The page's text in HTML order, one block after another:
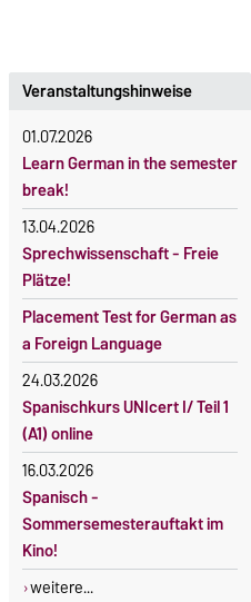
OVGU-Account
Oktober 2026.
Kursteilnahme nur nach
fristgerechter Online-
Anmeldung
Gebühren
Gebührenrückerstattung
Gebührenbefreiungen bei
curricularer Sprachausbildung
Gebührenbefreiung bei
Incomings
Veranstaltungshinweise
01.07.2026
Learn German in the semester
break!
13.04.2026
Sprechwissenschaft - Freie
Plätze!
Placement Test for German as
a Foreign Language
24.03.2026
Spanischkurs UNIcert I/ Teil 1
(A1) online
16.03.2026
Spanisch -
Sommersemesterauftakt im
Kino!
weitere...